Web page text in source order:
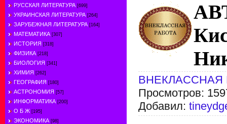
РУССКАЯ ЛИТЕРАТУРА [699]
УКРАИНСКАЯ ЛИТЕРАТУРА [264]
ЗАРУБЕЖНАЯ ЛИТЕРАТУРА [164]
МАТЕМАТИКА [307]
ИСТОРИЯ [318]
ФИЗИКА [218]
БИОЛОГИЯ [341]
ХИМИЯ [262]
ГЕОГРАФИЯ [180]
АСТРОНОМИЯ [57]
ИНФОРМАТИКА [200]
О Б Ж [195]
ЭКОНОМИКА [98]
ВНЕКЛАССНАЯ
Просмотров:
Добавил: